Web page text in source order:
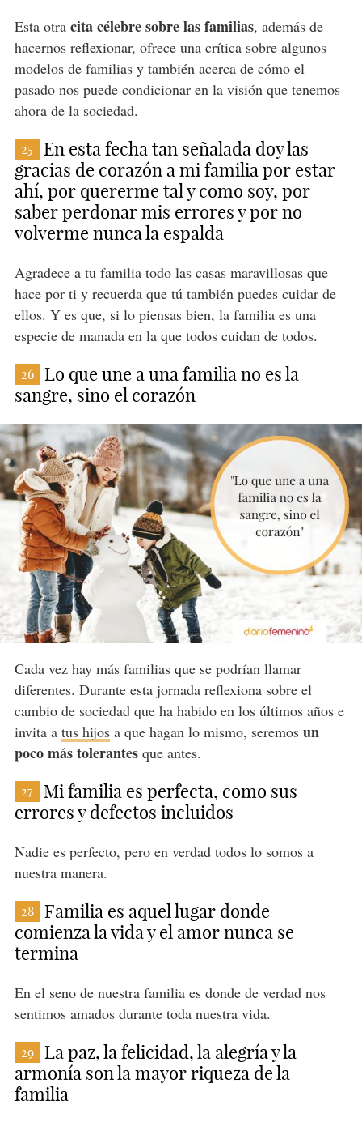
Esta otra cita célebre sobre las familias, además de
hacernos reflexionar, ofrece una crítica sobre algunos
modelos de familias y también acerca de cómo el
pasado nos puede condicionar en la visión que tenemos
ahora de la sociedad.
25
En esta fecha tan señalada doy las
gracias de corazón a mi familia por estar
ahí, por quererme tal y como soy, por
saber perdonar mis errores y por no
volverme nunca la espalda
Agradece a tu familia todo las casas maravillosas que
hace por ti y recuerda que tú también puedes cuidar de
ellos. Y es que, si lo piensas bien, la familia es una
especie de manada en la que todos cuidan de todos.
26
Lo que une a una familia no es la
sangre, sino el corazón
Cada vez hay más familias que se podrían llamar
diferentes. Durante esta jornada reflexiona sobre el
cambio de sociedad que ha habido en los últimos años e
invita a tus hijosa que hagan lo mismo, seremos un
poco más tolerantesque antes.
27
Mi familia es perfecta, como sus
errores y defectos incluidos
Nadie es perfecto, pero en verdad todos lo somos a
nuestra manera.
28
Familia es aquel lugar donde
comienza la vida y el amor nunca se
termina
En el seno de nuestra familia es donde de verdad nos
sentimos amados durante toda nuestra vida.
29
La paz, la felicidad, la alegría y la
armonía son la mayor riqueza de la
familia